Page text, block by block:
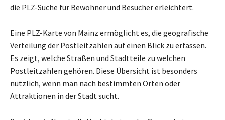
die PLZ-Suche für Bewohner und Besucher erleichtert.
Eine PLZ-Karte von Mainz ermöglicht es, die geografische
Verteilung der Postleitzahlen auf einen Blick zu erfassen.
Es zeigt, welche Straßen und Stadtteile zu welchen
Postleitzahlen gehören. Diese Übersicht ist besonders
nützlich, wenn man nach bestimmten Orten oder
Attraktionen in der Stadt sucht.